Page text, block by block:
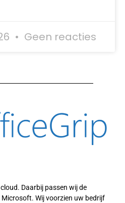
Geen reacties
Daarbij passen wij de
Wij voorzien uw bedrijf